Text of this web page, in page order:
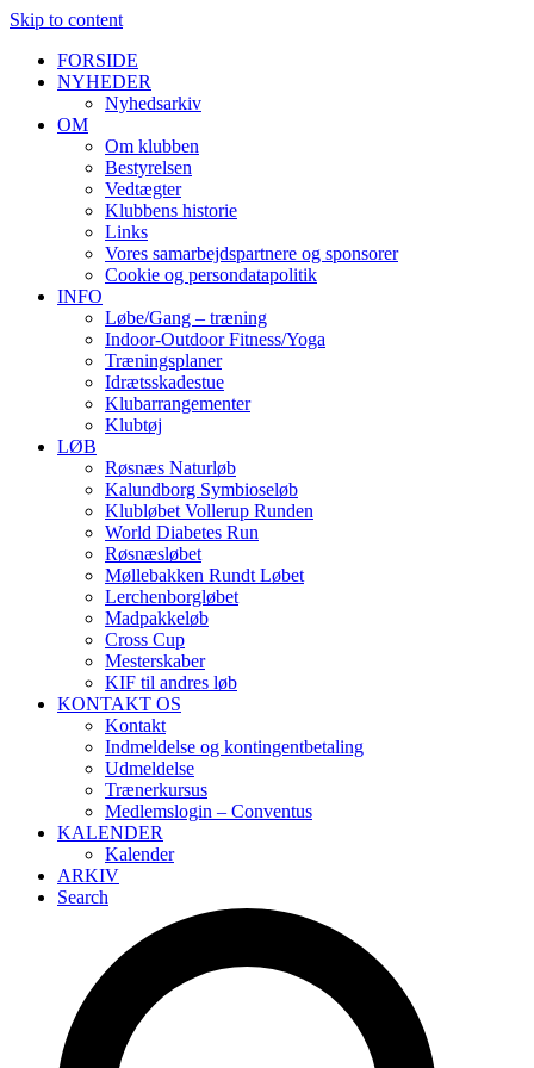
Skip to content
FORSIDE
NYHEDER
Nyhedsarkiv
OM
Om klubben
Bestyrelsen
Vedtægter
Klubbens historie
Links
Vores samarbejdspartnere og sponsorer
Cookie og persondatapolitik
INFO
Løbe/Gang – træning
Indoor-Outdoor Fitness/Yoga
Træningsplaner
Idrætsskadestue
Klubarrangementer
Klubtøj
LØB
Røsnæs Naturløb
Kalundborg Symbioseløb
Klubløbet Vollerup Runden
World Diabetes Run
Røsnæsløbet
Møllebakken Rundt Løbet
Lerchenborgløbet
Madpakkeløb
Cross Cup
Mesterskaber
KIF til andres løb
KONTAKT OS
Kontakt
Indmeldelse og kontingentbetaling
Udmeldelse
Trænerkursus
Medlemslogin – Conventus
KALENDER
Kalender
ARKIV
Search